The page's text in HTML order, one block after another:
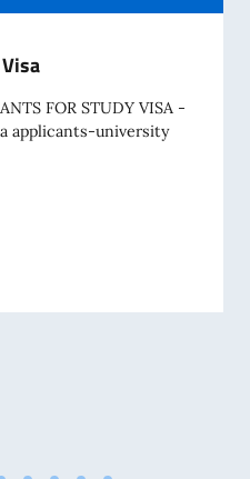
FOR STUDY VISA -
applicants-university
Visa